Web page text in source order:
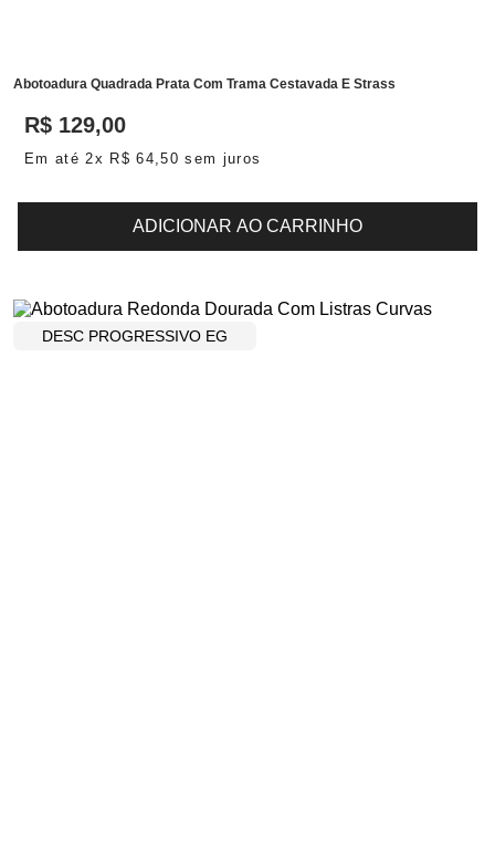
Abotoadura Quadrada Prata Com Trama Cestavada E Strass
R$ 129,00
Em até2x R$ 64,50 sem juros
ADICIONAR AO CARRINHO
DESC PROGRESSIVO EG